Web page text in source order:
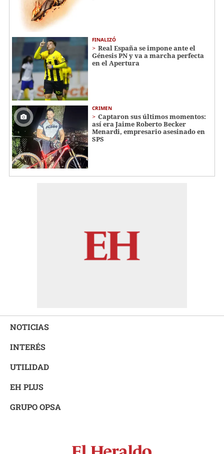
FINALIZÓ
Real España se impone ante el
Génesis PN y va a marcha perfecta
en el Apertura
CRIMEN
Captaron sus últimos momentos:
así era Jaime Roberto Becker
Menardi​​​, empresario asesinado en
SPS
NOTICIAS
INTERÉS
UTILIDAD
EH PLUS
GRUPO OPSA